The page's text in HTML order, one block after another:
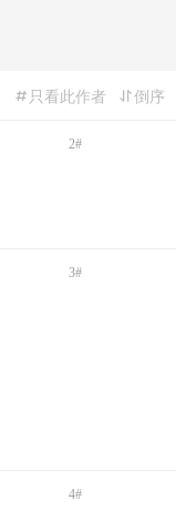
倒序
只看此作者
2#
3#
4#